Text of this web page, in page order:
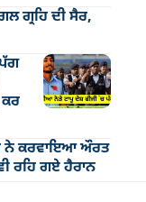
ਗ੍ਰਹਿ ਦੀ ਸੈਰ,
ਕਰ
ਨੇ ਕਰਵਾਇਆ ਔਰਤ
ਰਹਿ ਗਏ ਹੈਰਾਨ